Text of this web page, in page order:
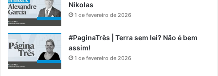
Nikolas
1 de fevereiro de 2026
#PaginaTrês | Terra sem lei? Não é bem
assim!
1 de fevereiro de 2026